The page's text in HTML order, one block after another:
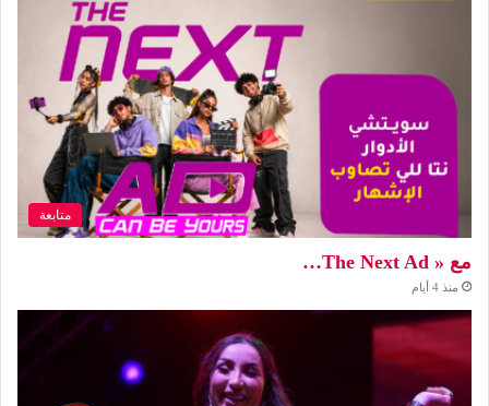
متابعة
مع « The Next Ad…
منذ 4 أيام